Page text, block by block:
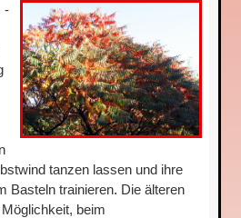
-
tanzen lassen und ihre
Basteln trainieren. Die älteren
beim